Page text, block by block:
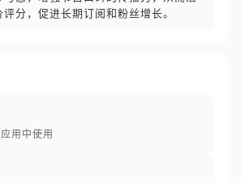
分，促进长期订阅和粉丝增长。
用中使用